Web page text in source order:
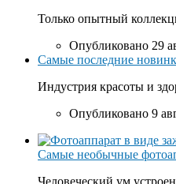
Только опытный
Опубликовано 29
Самые последние
Индустрия красоты и
Опубликовано 9
Самые необычные